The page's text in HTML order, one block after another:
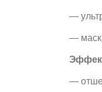
—
—
—